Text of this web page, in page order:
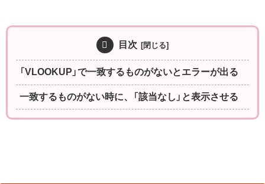
目次
「VLOOKUP」で一致するものがないとエラーが出る
一致するものがない時に、「該当なし」と表示させる